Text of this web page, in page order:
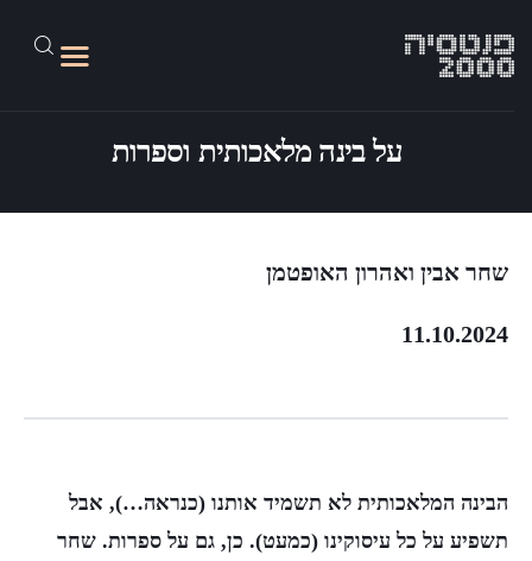
על בינה מלאכותית וספרות
על האתר
גליונות 1-45
שחר אבין ואהרון האופטמן
11.10.2024
הבינה המלאכותית לא תשמיד אותנו (כנראה…), אבל
תשפיע על כל עיסוקינו (כמעט). כן, גם על ספרות. שחר